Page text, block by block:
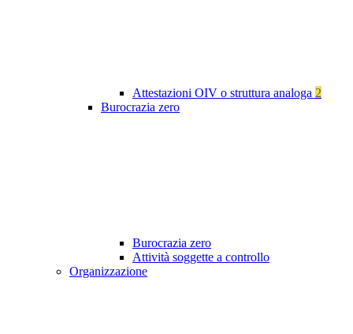
Attestazioni OIV o struttura analoga 2
Burocrazia zero
Burocrazia zero
Attività soggette a controllo
Organizzazione